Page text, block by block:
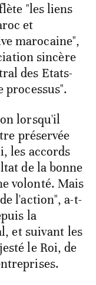
"les liens
et
marocaine",
sincère
des Etats-
processus".
lorsqu'il
préservée
les accords
de la bonne
volonté. Mais
l'action", a-t-
la
et suivant les
le Roi, de